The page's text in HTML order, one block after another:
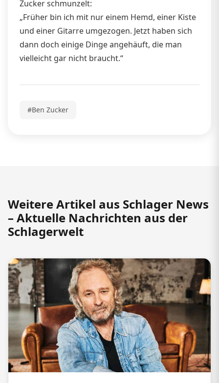
Zucker schmunzelt:
„Früher bin ich mit nur einem Hemd, einer Kiste
und einer Gitarre umgezogen. Jetzt haben sich
dann doch einige Dinge angehäuft, die man
vielleicht gar nicht braucht.“
#Ben Zucker
Weitere Artikel aus Schlager News
– Aktuelle Nachrichten aus der
Schlagerwelt